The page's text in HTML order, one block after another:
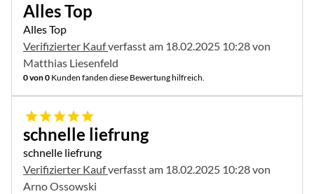
Alles Top
Alles Top
Verifizierter Kaufverfasst am 18.02.2025 10:28 von
Matthias Liesenfeld
0 von 0 Kunden fanden diese Bewertung hilfreich.
5 von 5
schnelle liefrung
schnelle liefrung
Verifizierter Kaufverfasst am 18.02.2025 10:28 von
Arno Ossowski